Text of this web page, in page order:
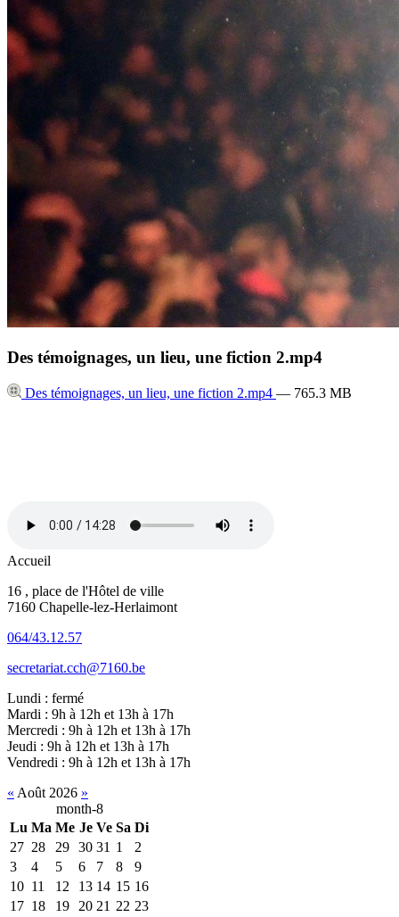
Des témoignages, un lieu, une fiction 2.mp4
Des témoignages, un lieu, une fiction 2.mp4 — 765.3 MB
Accueil
16 , place de l'Hôtel de ville
7160 Chapelle-lez-Herlaimont
064/43.12.57
secretariat.cch@7160.be
Lundi : fermé
Mardi : 9h à 12h et 13h à 17h
Mercredi : 9h à 12h et 13h à 17h
Jeudi : 9h à 12h et 13h à 17h
Vendredi : 9h à 12h et 13h à 17h
« Août 2026 »
month-8
Lu Ma Me Je Ve Sa Di
27 28 29 30 31 1
2
3
4 5 6 7 8
9
10 11 12 13 14 15 16
17 18 19 20 21 22 23